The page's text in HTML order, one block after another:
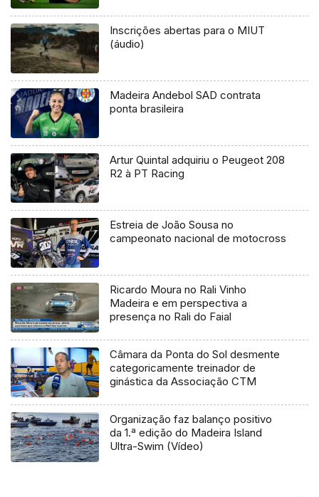
Inscrições abertas para o MIUT
(áudio)
Madeira Andebol SAD contrata
ponta brasileira
Artur Quintal adquiriu o Peugeot 208
R2 à PT Racing
Estreia de João Sousa no
campeonato nacional de motocross
Ricardo Moura no Rali Vinho
Madeira e em perspectiva a
presença no Rali do Faial
Câmara da Ponta do Sol desmente
categoricamente treinador de
ginástica da Associação CTM
Organização faz balanço positivo
da 1.ª edição do Madeira Island
Ultra-Swim (Vídeo)